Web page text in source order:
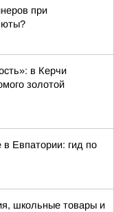
при
в Керчи
золотой
Евпатории: гид по
школьные товары и